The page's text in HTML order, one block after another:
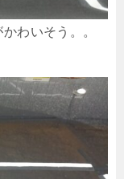
わいそう。。